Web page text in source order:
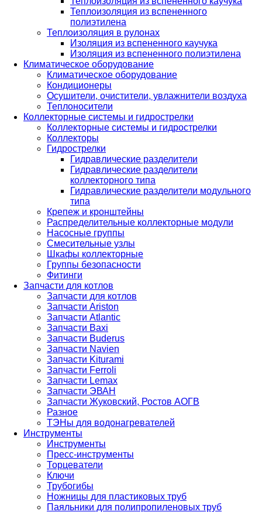
Теплоизоляция из вспененного
полиэтилена
Теплоизоляция в рулонах
Изоляция из вспененного каучука
Изоляция из вспененного полиэтилена
Климатическое оборудование
Климатическое оборудование
Кондиционеры
Осушители, очистители, увлажнители воздуха
Теплоносители
Коллекторные системы и гидрострелки
Коллекторные системы и гидрострелки
Коллекторы
Гидрострелки
Гидравлические разделители
Гидравлические разделители
коллекторного типа
Гидравлические разделители модульного
типа
Крепеж и кронштейны
Распределительные коллекторные модули
Насосные группы
Смесительные узлы
Шкафы коллекторные
Группы безопасности
Фитинги
Запчасти для котлов
Запчасти для котлов
Запчасти Ariston
Запчасти Atlantic
Запчасти Baxi
Запчасти Buderus
Запчасти Navien
Запчасти Kiturami
Запчасти Ferroli
Запчасти Lemax
Запчасти ЭВАН
Запчасти Жуковский, Ростов АОГВ
Разное
ТЭНы для водонагревателей
Инструменты
Инструменты
Пресс-инструменты
Торцеватели
Ключи
Трубогибы
Ножницы для пластиковых труб
Паяльники для полипропиленовых труб